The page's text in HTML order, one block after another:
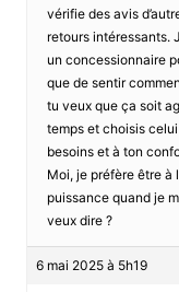
vérifie des avis
retours intéressants.
un concessionnaire
que de sentir
tu veux que ça soit
temps et choisis
besoins et à ton
Moi, je préfère être à
puissance quand je
veux dire ?
6 mai 2025 à 5h19